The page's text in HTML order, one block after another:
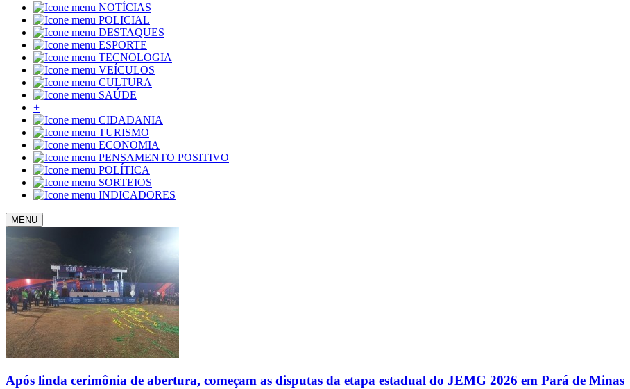
NOTÍCIAS
POLICIAL
DESTAQUES
ESPORTE
TECNOLOGIA
VEÍCULOS
CULTURA
SAÚDE
+
CIDADANIA
TURISMO
ECONOMIA
PENSAMENTO POSITIVO
POLÍTICA
SORTEIOS
INDICADORES
MENU
Após linda cerimônia de abertura, começam as disputas da etapa estadual do JEMG 2026 em Pará de Minas